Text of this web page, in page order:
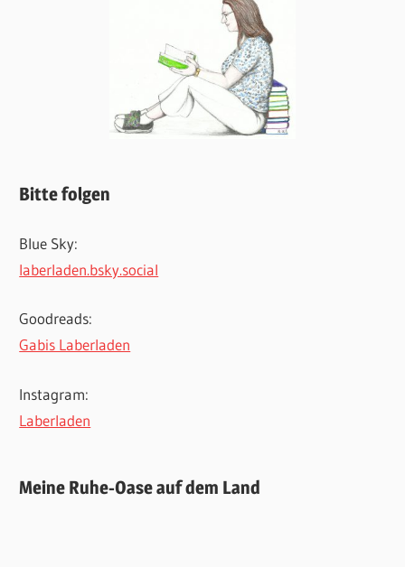
Bitte folgen
Blue Sky:
laberladen.bsky.social
Goodreads:
Gabis Laberladen
Instagram:
Laberladen
Meine Ruhe-Oase auf dem Land